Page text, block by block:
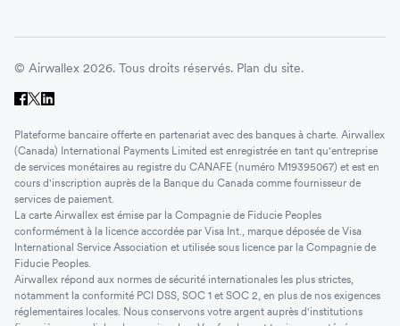
© Airwallex 2026. Tous droits réservés. Plan du site.
Plateforme bancaire offerte en partenariat avec des banques à charte. Airwallex
(Canada) International Payments Limited est enregistrée en tant qu'entreprise
de services monétaires au registre du CANAFE (numéro M19395067) et est en
cours d'inscription auprès de la Banque du Canada comme fournisseur de
services de paiement.
La carte Airwallex est émise par la Compagnie de Fiducie Peoples
conformément à la licence accordée par Visa Int., marque déposée de Visa
International Service Association et utilisée sous licence par la Compagnie de
Fiducie Peoples.
Airwallex répond aux normes de sécurité internationales les plus strictes,
notamment la conformité PCI DSS, SOC 1 et SOC 2, en plus de nos exigences
réglementaires locales. Nous conservons votre argent auprès d'institutions